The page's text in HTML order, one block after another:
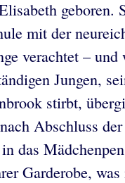
geboren.
mit der
verachtet –
Jungen,
stirbt,
Abschluss
das
Garderobe,